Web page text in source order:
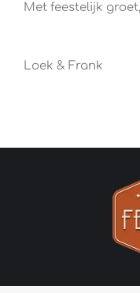
Met feestelijk groet,
Loek & Frank